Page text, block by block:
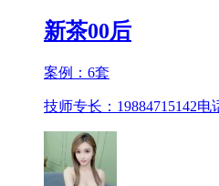
新茶00后
案例： 6套
技师专长：19884715142电